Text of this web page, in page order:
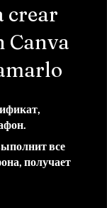
crear
Canva
все
получает